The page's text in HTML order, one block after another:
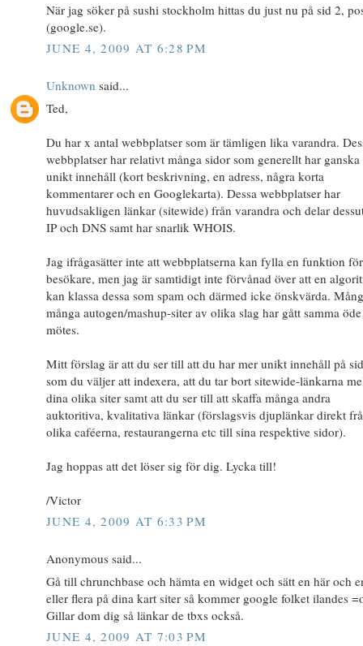
När jag söker på sushi stockholm hittas du just nu på sid 2,
(google.se).
JUNE 4, 2009 AT 6:28 PM
Unknown said...
Ted,
Du har x antal webbplatser som är tämligen lika varandra.
webbplatser har relativt många sidor som generellt har
unikt innehåll (kort beskrivning, en adress, några korta
kommentarer och en Googlekarta). Dessa webbplatser har
huvudsakligen länkar (sitewide) från varandra och delar
IP och DNS samt har snarlik WHOIS.
Jag ifrågasätter inte att webbplatserna kan fylla en funktion
besökare, men jag är samtidigt inte förvånad över att en
kan klassa dessa som spam och därmed icke önskvärda.
många autogen/mashup-siter av olika slag har gått samma
mötes.
Mitt förslag är att du ser till att du har mer unikt innehåll på
som du väljer att indexera, att du tar bort sitewide-länkarna
dina olika siter samt att du ser till att skaffa många andra
auktoritiva, kvalitativa länkar (förslagsvis djuplänkar direkt
olika caféerna, restaurangerna etc till sina respektive sidor).
Jag hoppas att det löser sig för dig. Lycka till!
/Victor
JUNE 4, 2009 AT 6:33 PM
Anonymous said...
Gå till chrunchbase och hämta en widget och sätt en här och
eller flera på dina kart siter så kommer google folket ilandes
Gillar dom dig så länkar de tbxs också.
JUNE 4, 2009 AT 7:03 PM